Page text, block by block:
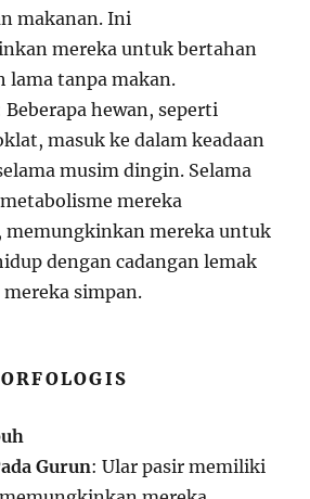
makanan. Ini
mereka untuk bertahan
lama tanpa makan.
Beberapa hewan, seperti
masuk ke dalam keadaan
musim dingin. Selama
mereka
memungkinkan mereka untuk
dengan cadangan lemak
simpan.
Gurun: Ular pasir memiliki